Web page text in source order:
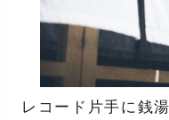
レコード片手に銭